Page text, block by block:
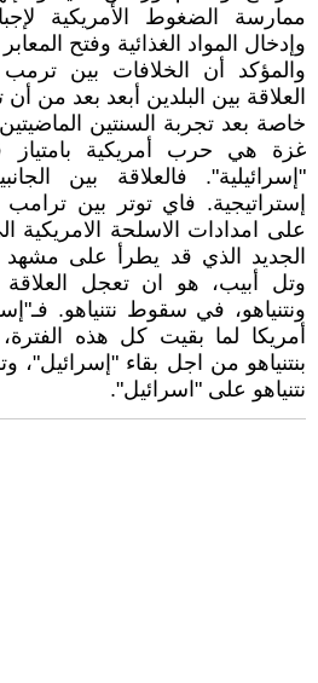
ممارسة الضغوط الأمريكية
وإدخال المواد الغذائية وفتح
والمؤكد أن الخلافات بين ترمب
العلاقة بين البلدين أبعد بعد من
خاصة بعد تجربة السنتين
غزة هي حرب أمريكية
"إسرائيلية". فالعلاقة بين
إستراتيجية. فاي توتر بين ترامب
على امدادات الاسلحة الامريكية
الجديد الذي قد يطرأ على مشهد
وتل أبيب، هو ان تعجل العلاقة
ونتنياهو، في سقوط نتنياهو.
أمريكا لما بقيت كل هذه
بنتنياهو من اجل بقاء
نتنياهو على "اسرائيل".